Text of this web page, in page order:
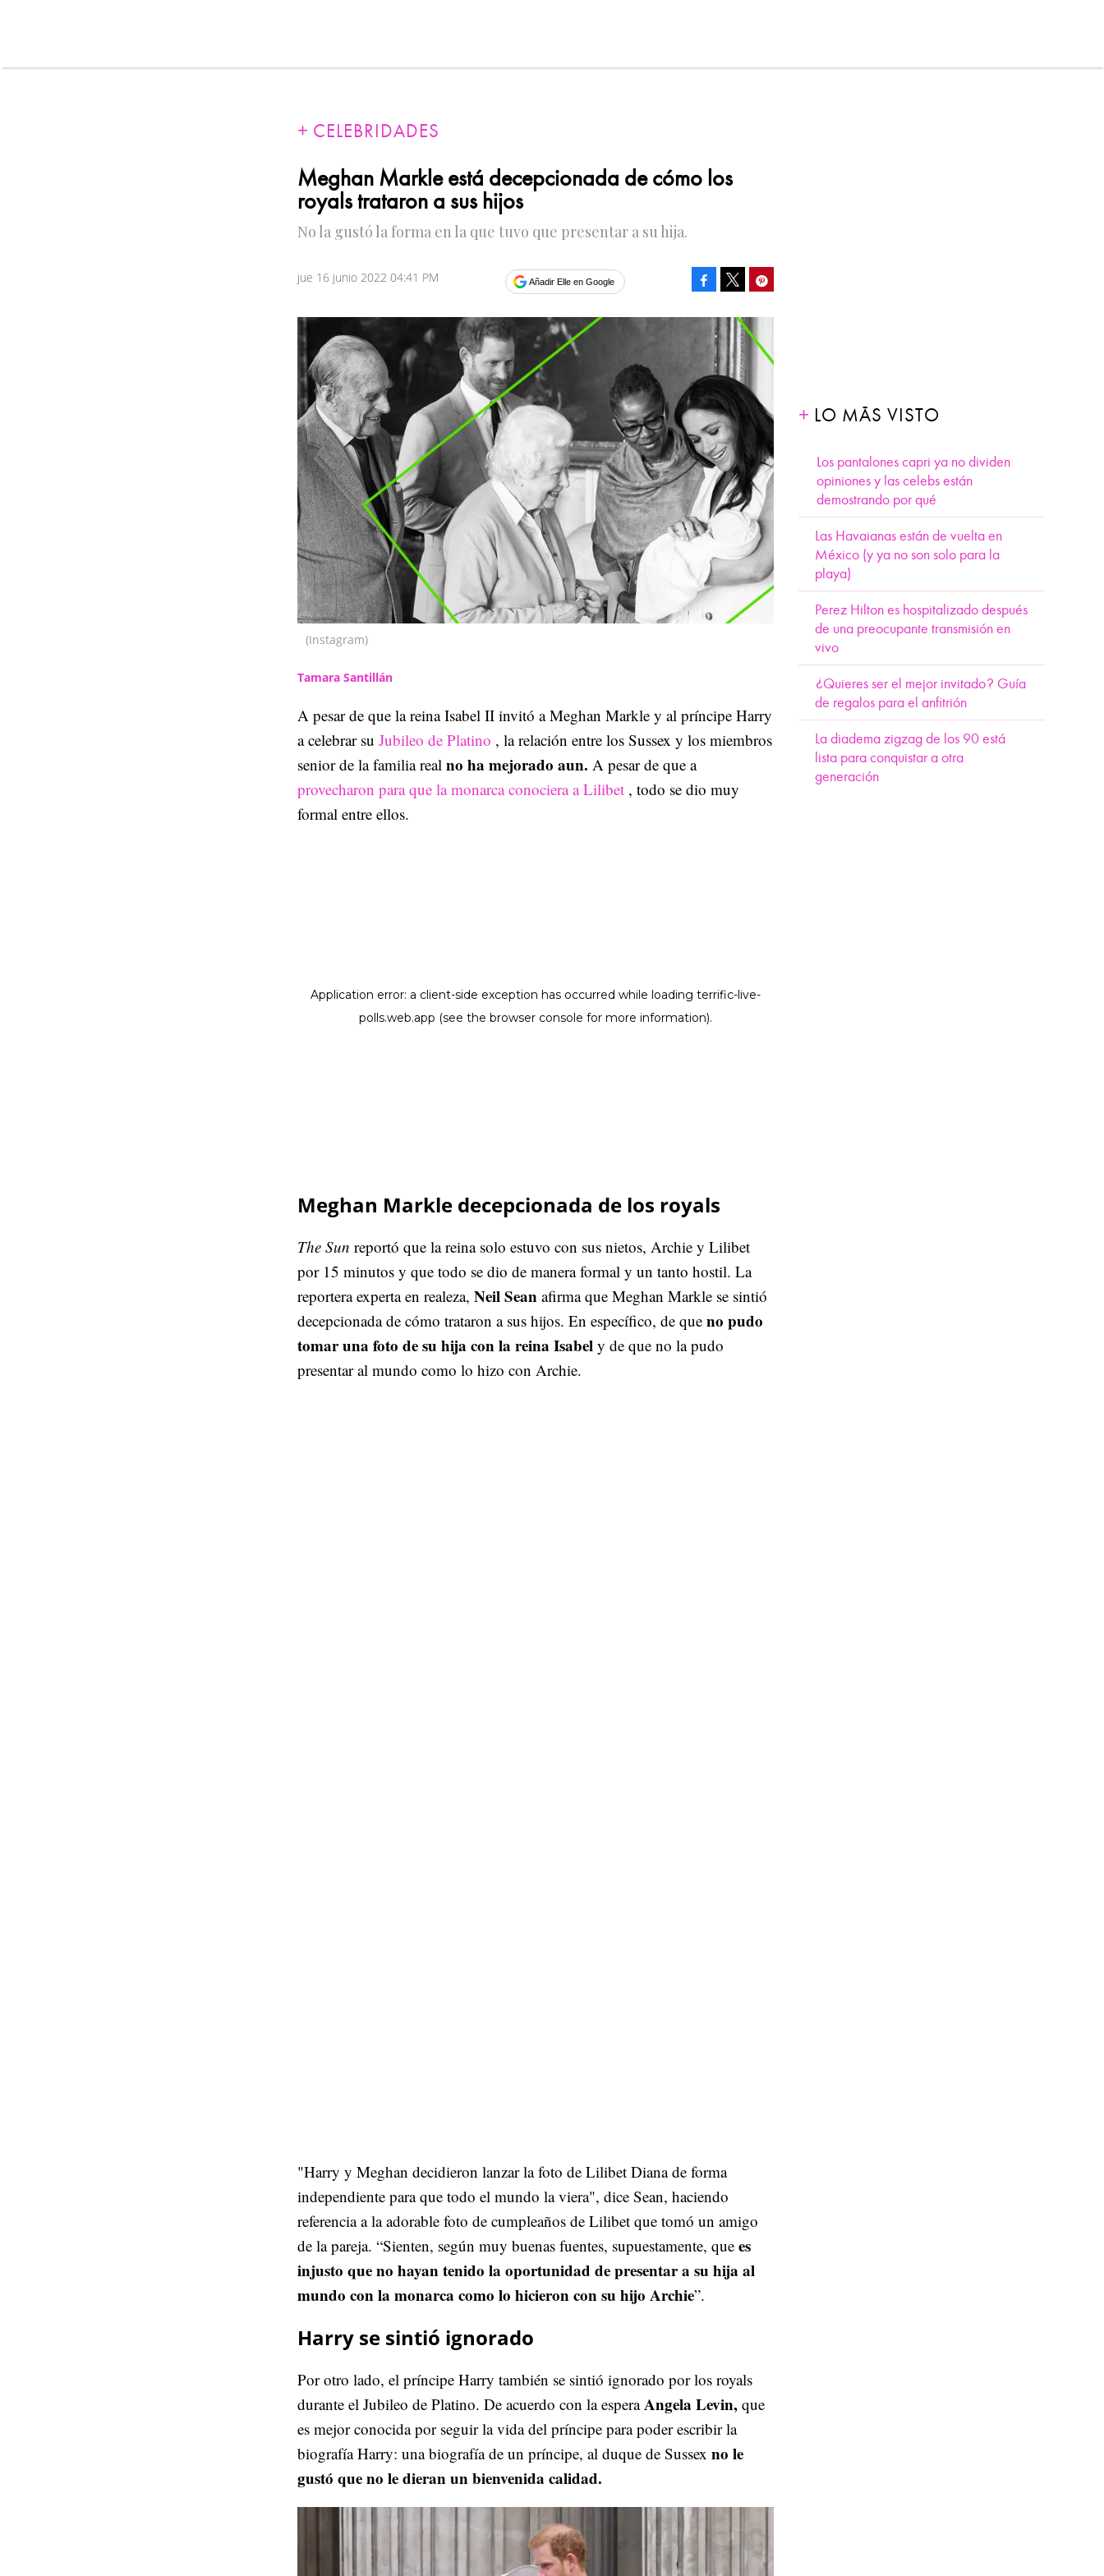
LO MÁS VISTO
Los pantalones capri ya no dividen
opiniones y las celebs están
demostrando por qué
Las Havaianas están de vuelta en
México (y ya no son solo para la
playa)
Perez Hilton es hospitalizado después
de una preocupante transmisión en
vivo
¿Quieres ser el mejor invitado? Guía
de regalos para el anfitrión
La diadema zigzag de los 90 está
lista para conquistar a otra
generación
CELEBRIDADES
Meghan Markle está decepcionada de cómo los
royals trataron a sus hijos
No la gustó la forma en la que tuvo que presentar a su hija.
jue 16 junio 2022 04:41 PM Añadir Elle en Google Facebook
(Instagram)
Tamara Santillán
A pesar de que la reina Isabel II invitó a Meghan Markle y al príncipe Harry
a celebrar su Jubileo de Platino , la relación entre los Sussex y los miembros
senior de la familia real no ha mejorado aun. A pesar de que a
provecharon para que la monarca conociera a Lilibet , todo se dio muy
formal entre ellos.
Meghan Markle decepcionada de los royals
The Sun reportó que la reina solo estuvo con sus nietos, Archie y Lilibet
por 15 minutos y que todo se dio de manera formal y un tanto hostil. La
reportera experta en realeza, Neil Sean afirma que Meghan Markle se sintió
decepcionada de cómo trataron a sus hijos. En específico, de que no pudo
tomar una foto de su hija con la reina Isabel y de que no la pudo
presentar al mundo como lo hizo con Archie.
"Harry y Meghan decidieron lanzar la foto de Lilibet Diana de forma
independiente para que todo el mundo la viera", dice Sean, haciendo
referencia a la adorable foto de cumpleaños de Lilibet que tomó un amigo
de la pareja. “Sienten, según muy buenas fuentes, supuestamente, que es
injusto que no hayan tenido la oportunidad de presentar a su hija al
mundo con la monarca como lo hicieron con su hijo Archie”.
Harry se sintió ignorado
Por otro lado, el príncipe Harry también se sintió ignorado por los royals
durante el Jubileo de Platino. De acuerdo con la esperaAngela Levin, que
es mejor conocida por seguir la vida del príncipe para poder escribir la
biografía Harry: una biografía de un príncipe, al duque de Sussex no le
gustó que no le dieran un bienvenida calidad.